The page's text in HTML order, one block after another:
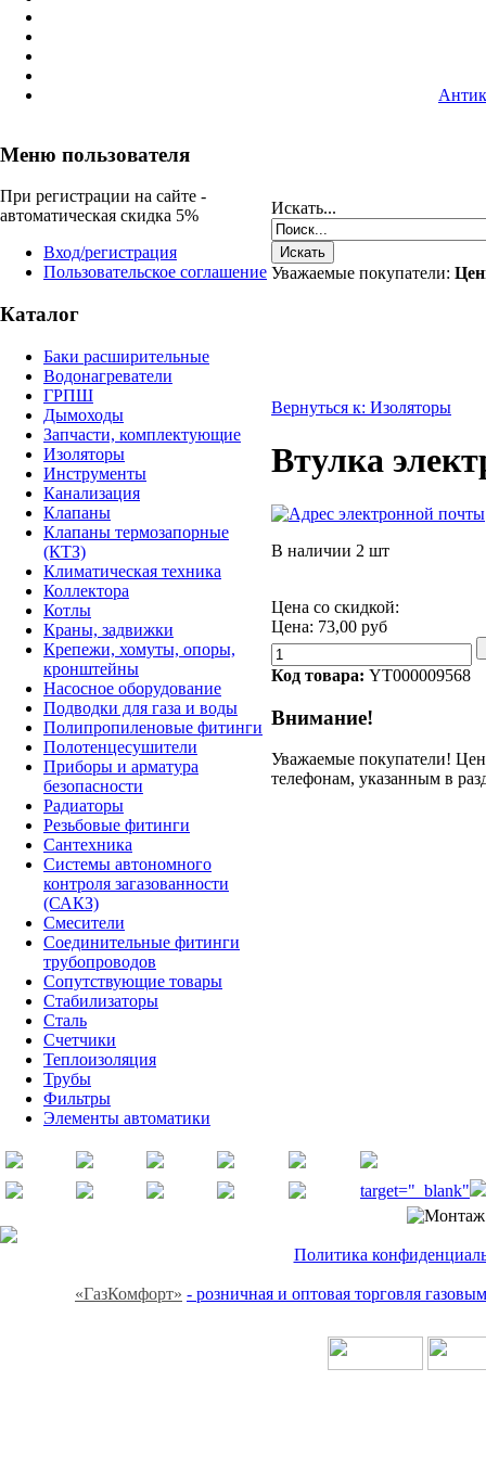
Меню пользователя
При регистрации на сайте -
автоматическая скидка 5%
Вход/регистрация
Пользовательское соглашение
Каталог
Баки расширительные
Водонагреватели
ГРПШ
Дымоходы
Запчасти, комплектующие
Изоляторы
Инструменты
Канализация
Клапаны
Клапаны термозапорные
(КТЗ)
Климатическая техника
Коллектора
Котлы
Краны, задвижки
Крепежи, хомуты, опоры,
кронштейны
Насосное оборудование
Подводки для газа и воды
Полипропиленовые фитинги
Полотенцесушители
Приборы и арматура
безопасности
Радиаторы
Резьбовые фитинги
Сантехника
Системы автономного
контроля загазованности
(САКЗ)
Смесители
Соединительные фитинги
трубопроводов
Сопутствующие товары
Стабилизаторы
Сталь
Счетчики
Теплоизоляция
Трубы
Фильтры
Элементы автоматики
Искать...
Уважаемые покупатели:
Вернуться к: Изоляторы
Втулка
В наличии 2 шт
Цена со скидкой:
Цена: 73,00 руб
Код товара: YT000009568
Внимание!
Уважаемые покупатели!
телефонам, указанным в
target="_blank"
Политика
«ГазКомфорт» - розничная и оптовая торговля